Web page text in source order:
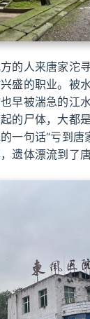
的人来唐家沱
盛的职业。被
早被湍急的江
的尸体，大都
一句话“亏到唐
遗体漂流到了唐